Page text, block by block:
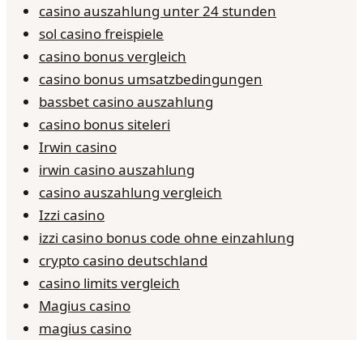
casino auszahlung unter 24 stunden
sol casino freispiele
casino bonus vergleich
casino bonus umsatzbedingungen
bassbet casino auszahlung
casino bonus siteleri
Irwin casino
irwin casino auszahlung
casino auszahlung vergleich
Izzi casino
izzi casino bonus code ohne einzahlung
crypto casino deutschland
casino limits vergleich
Magius casino
magius casino